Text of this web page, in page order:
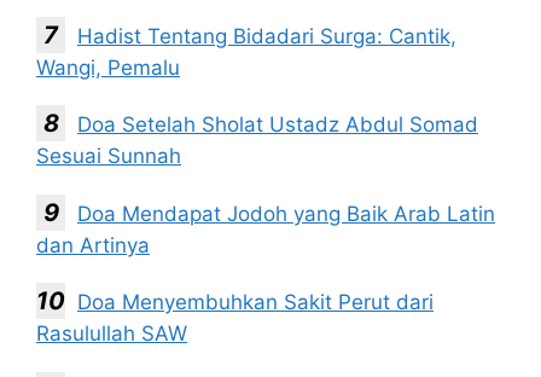
Hadist Tentang Bidadari Surga: Cantik,
Wangi, Pemalu
Doa Setelah Sholat Ustadz Abdul Somad
Sesuai Sunnah
Doa Mendapat Jodoh yang Baik Arab Latin
dan Artinya
Doa Menyembuhkan Sakit Perut dari
Rasulullah SAW